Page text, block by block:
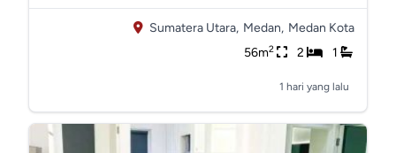
Sumatera Utara, Medan, Medan Kota
56m2 2 1
1 hari yang lalu